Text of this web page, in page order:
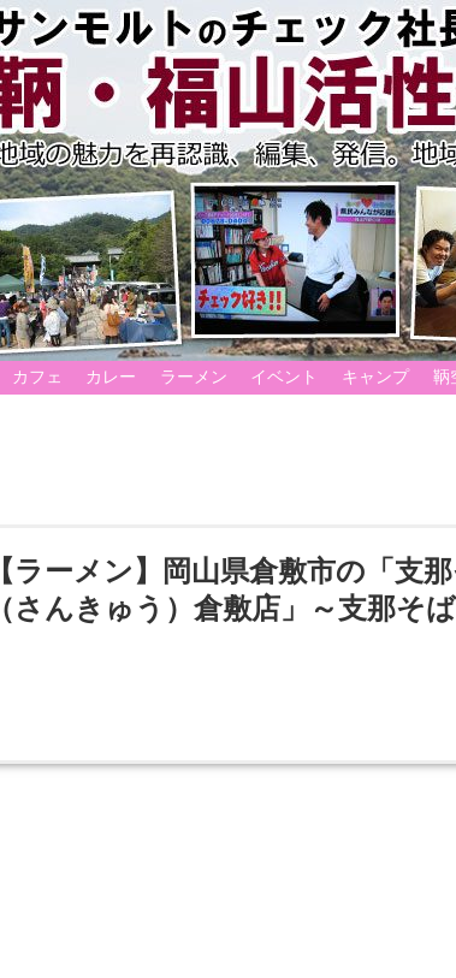
カフェ カレー ラーメン イベント キャンプ 鞆
【ラーメン】岡山県倉敷市の「支
（さんきゅう）倉敷店」～支那そ